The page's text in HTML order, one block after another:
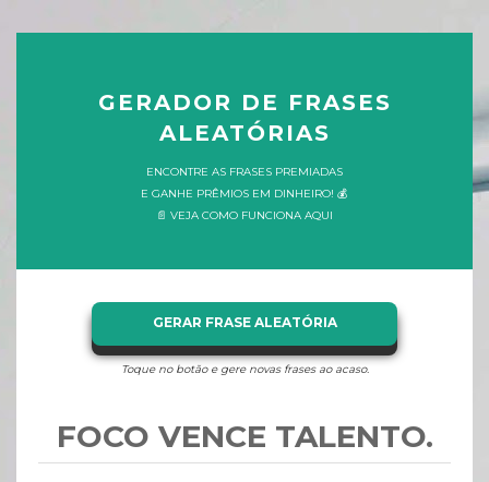
GERADOR DE FRASES
ALEATÓRIAS
ENCONTRE AS FRASES PREMIADAS
E GANHE PRÊMIOS EM DINHEIRO! 💰
📄 VEJA COMO FUNCIONA AQUI
GERAR FRASE ALEATÓRIA
Toque no botão e gere novas frases ao acaso.
FOCO VENCE TALENTO.